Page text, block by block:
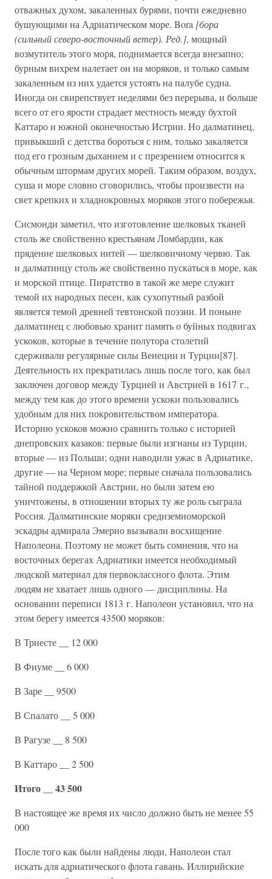
отважных духом, закаленных бурями, почти ежедневно
бушующими на Адриатическом море. Bora [бора
(сильный северо-восточный ветер). Ред.], мощный
возмутитель этого моря, поднимается всегда внезапно;
бурным вихрем налетает он на моряков, и только самым
закаленным из них удается устоять на палубе судна.
Иногда он свирепствует неделями без перерыва, и больше
всего от его ярости страдает местность между бухтой
Каттаро и южной оконечностью Истрии. Но далматинец,
привыкший с детства бороться с ним, только закаляется
под его грозным дыханием и с презрением относится к
обычным штормам других морей. Таким образом, воздух,
суша и море словно сговорились, чтобы произвести на
свет крепких и хладнокровных моряков этого побережья.
Сисмонди заметил, что изготовление шелковых тканей
столь же свойственно крестьянам Ломбардии, как
прядение шелковых нитей — шелковичному червю. Так
и далматинцу столь же свойственно пускаться в море, как
и морской птице. Пиратство в такой же мере служит
темой их народных песен, как сухопутный разбой
является темой древней тевтонской поэзии. И поныне
далматинец с любовью хранит память о буйных подвигах
ускоков, которые в течение полутора столетий
сдерживали регулярные силы Венеции и Турции[87].
Деятельность их прекратилась лишь после того, как был
заключен договор между Турцией и Австрией в 1617 г.,
между тем как до этого времени ускоки пользовались
удобным для них покровительством императора.
Историю ускоков можно сравнить только с историей
днепровских казаков: первые были изгнаны из Турции,
вторые — из Польши; одни наводили ужас в Адриатике,
другие — на Черном море; первые сначала пользовались
тайной поддержкой Австрии, но были затем ею
уничтожены, в отношении вторых ту же роль сыграла
Россия. Далматинские моряки средиземноморской
эскадры адмирала Эмерио вызывали восхищение
Наполеона. Поэтому не может быть сомнения, что на
восточных берегах Адриатики имеется необходимый
людской материал для первоклассного флота. Этим
людям не хватает лишь одного — дисциплины. На
основании переписи 1813 г. Наполеон установил, что на
этом берегу имеется 43500 моряков:
В Триесте __ 12 000
В Фиуме __ 6 000
В Заре __ 9500
В Спалато __ 5 000
В Рагузе __ 8 500
В Каттаро __ 2 500
Итого __ 43 500
В настоящее же время их число должно быть не менее 55
000
После того как были найдены люди, Наполеон стал
искать для адриатического флота гавань. Иллирийские